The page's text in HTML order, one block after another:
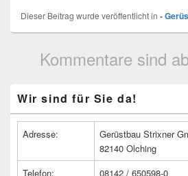
Dieser Beitrag wurde veröffentlicht in -
Kommentare sind
Seitenleisten
Widget-
Wir sind für Sie da!
Adresse:
Gerüstbau Strixner
82140 Olching
Telefon:
08142 / 650598-0